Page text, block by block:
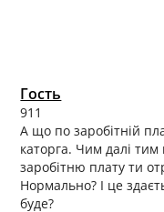
Гость
911
А що по заробітній
каторга. Чим далі
заробітню плату ти
Нормально? І це
буде?